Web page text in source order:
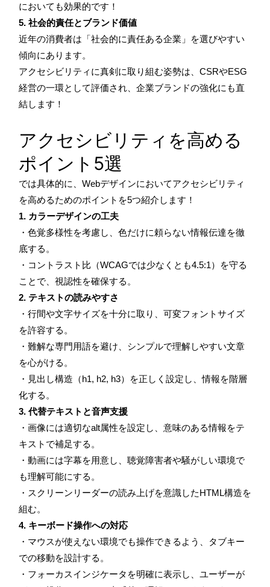
においても効果的です！
5. 社会的責任とブランド価値
近年の消費者は「社会的に責任ある企業」を選びやすい
傾向にあります。
アクセシビリティに真剣に取り組む姿勢は、CSRやESG
経営の一環として評価され、企業ブランドの強化にも直
結します！
アクセシビリティを高める
ポイント5選
では具体的に、Webデザインにおいてアクセシビリティ
を高めるためのポイントを5つ紹介します！
1. カラーデザインの工夫
・色覚多様性を考慮し、色だけに頼らない情報伝達を徹
底する。
・コントラスト比（WCAGでは少なくとも4.5:1）を守る
ことで、視認性を確保する。
2. テキストの読みやすさ
・行間や文字サイズを十分に取り、可変フォントサイズ
を許容する。
・難解な専門用語を避け、シンプルで理解しやすい文章
を心がける。
・見出し構造（h1, h2, h3）を正しく設定し、情報を階層
化する。
3. 代替テキストと音声支援
・画像には適切なalt属性を設定し、意味のある情報をテ
キストで補足する。
・動画には字幕を用意し、聴覚障害者や騒がしい環境で
も理解可能にする。
・スクリーンリーダーの読み上げを意識したHTML構造を
組む。
4. キーボード操作への対応
・マウスが使えない環境でも操作できるよう、タブキー
での移動を設計する。
・フォーカスインジケータを明確に表示し、ユーザーが